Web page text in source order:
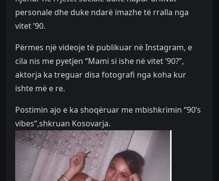
personale dhe duke ndarë imazhe të rralla nga
vitet ’90.
Përmes një videoje të publikuar në Instagram, e
cila nis me pyetjen “Mami si ishe në vitet ’90?”,
aktorja ka treguar disa fotografi nga koha kur
ishte më e re.
Postimin ajo e ka shoqëruar me mbishkrimin “90’s
vibes”,shkruan Kosovarja.